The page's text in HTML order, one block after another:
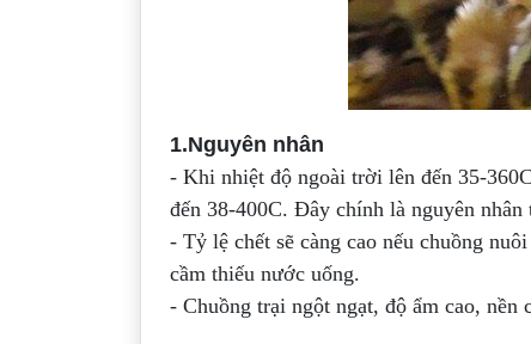
1.Nguyên nhân
- Khi nhiệt độ ngoài trời lên đến 35-
đến 38-400C. Đây chính là nguyên
- Tỷ lệ chết sẽ càng cao nếu chuồng
cầm thiếu nước uống.
- Chuồng trại ngột ngạt, độ ẩm cao,